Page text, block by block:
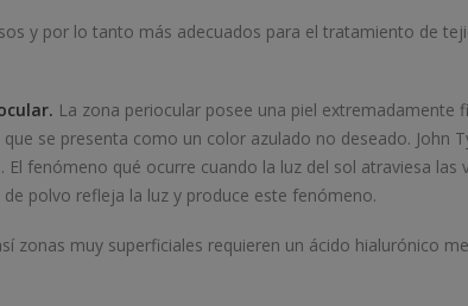
y por lo tanto más adecuados para el tratamiento de
La zona periocular posee una piel extremadamente
se presenta como un color azulado no deseado. John
fenómeno qué ocurre cuando la luz del sol atraviesa las
polvo refleja la luz y produce este fenómeno.
zonas muy superficiales requieren un ácido hialurónico